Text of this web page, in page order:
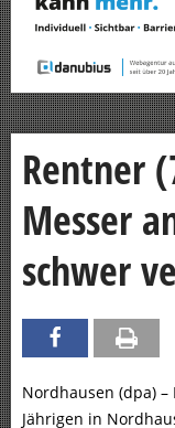
Rentner
Messer
schwer
Nordhausen (dpa)
Jährigen in